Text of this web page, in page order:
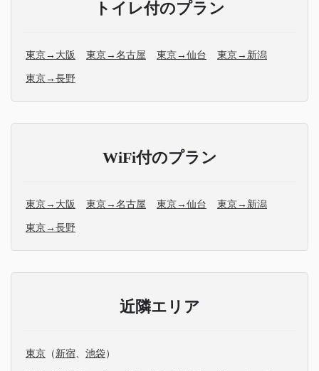
トイレ付のプラン
東京→大阪 東京→名古屋 東京→仙台 東京→新潟
東京→長野
WiFi付のプラン
東京→大阪 東京→名古屋 東京→仙台 東京→新潟
東京→長野
近隣エリア
東京 （ 新宿、 池袋）